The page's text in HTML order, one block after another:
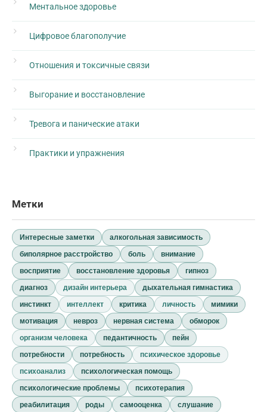
Ментальное здоровье
Цифровое благополучие
Отношения и токсичные связи
Выгорание и восстановление
Тревога и панические атаки
Практики и упражнения
Метки
Интересные заметки
алкогольная зависимость
биполярное расстройство
боль
внимание
восприятие
восстановление здоровья
гипноз
диагноз
дизайн интерьера
дыхательная гимнастика
инстинкт
интеллект критика личность
мимики
мотивация
невроз нервная система
обморок
организм человека
педантичность
пейн
потребности
потребность
психическое здоровье
психоанализ
психологическая помощь
психологические проблемы
психотерапия
реабилитация
роды самооценка
слушание